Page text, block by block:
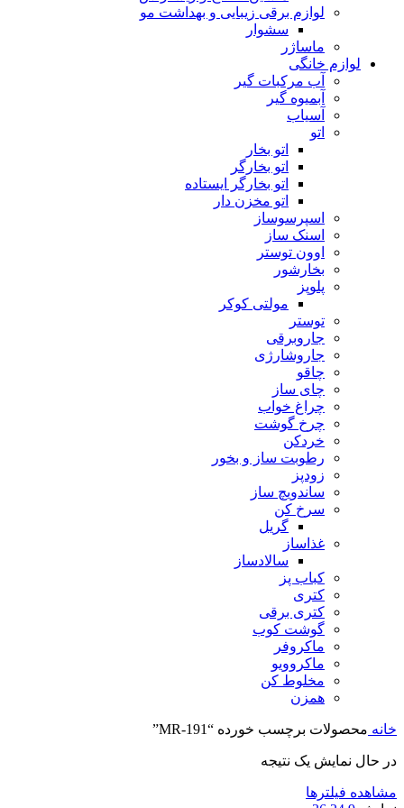
لوازم برقی زیبایی و بهداشت مو
سشوار
ماساژر
لوازم خانگی
آب مرکبات گیر
آبمیوه گیر
آسیاب
اتو
اتو بخار
اتو بخارگر
اتو بخارگر ایستاده
اتو مخزن دار
اسپرسوساز
اسنک ساز
اوون توستر
بخارشور
پلوپز
مولتی کوکر
توستر
جاروبرقی
جاروشارژی
چاقو
چای ساز
چراغ خواب
چرخ گوشت
خردکن
رطوبت ساز و بخور
زودپز
ساندویچ ساز
سرخ کن
گریل
غذاساز
سالادساز
کباب پز
کتری
کتری برقی
گوشت کوب
ماکروفر
ماکروویو
مخلوط کن
همزن
خانه محصولات برچسب خورده “MR-191”
در حال نمایش یک نتیجه
مشاهده فیلترها